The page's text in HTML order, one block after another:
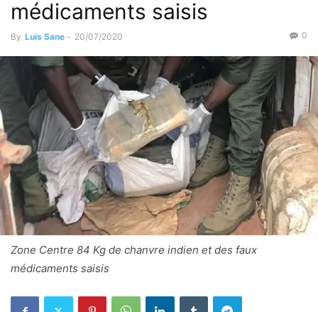
médicaments saisis
By Luis Sane - 20/07/2020 0
Zone Centre 84 Kg de chanvre indien et des faux
médicaments saisis